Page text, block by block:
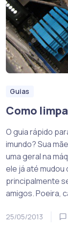
Guias
Como
O guia rápido
imundo? Sua
uma geral na
ele já até mudou
principalmente
amigos. Poeira,
25/05/2013